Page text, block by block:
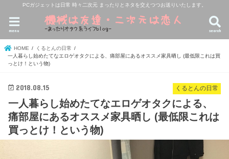
PCガジェットは日常 時々二次元 まったりとネタを交えつつお送りいたします。
search
menu
HOME
くるとんの日常
一人暮らし始めたてなエロゲオタクによる、痛部屋にあるオススメ家具晒し (最低限これは買
っとけ！という物)
くるとんの日常
2018.08.15
一人暮らし始めたてなエロゲオタクによる、
痛部屋にあるオススメ家具晒し (最低限これは
買っとけ！という物)